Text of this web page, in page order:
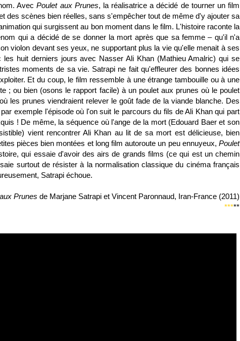
AvecPoulet aux Prunes, la réalisatrice a décidé de tourner un film
des scènes bien réelles, sans s'empêcher tout de même d'y ajouter sa
qui surgissent au bon moment dans le film. L'histoire raconte la
qui a décidé de se donner la mort après que sa femme – qu'il n'a
violon devant ses yeux, ne supportant plus la vie qu'elle menait à ses
huit derniers jours avec Nasser Ali Khan (Mathieu Amalric) qui se
moments de sa vie. Satrapi ne fait qu'effleurer des bonnes idées
Et du coup, le film ressemble à une étrange tambouille ou à une
; ou bien (osons le rapport facile) à un poulet aux prunes où le poulet
les prunes viendraient relever le goût fade de la viande blanche. Des
exemple l'épisode où l'on suit le parcours du fils de Ali Khan qui part
! De même, la séquence où l'ange de la mort (Edouard Baer et son
vient rencontrer Ali Khan au lit de sa mort est délicieuse, bien
pièces bien montées et long film autoroute un peu ennuyeux, Poulet
qui essaie d'avoir des airs de grands films (ce qui est un chemin
surtout de résister à la normalisation classique du cinéma français
Satrapi échoue.
Prunes de Marjane Satrapi et Vincent Paronnaud, Iran-France (2011)
*****